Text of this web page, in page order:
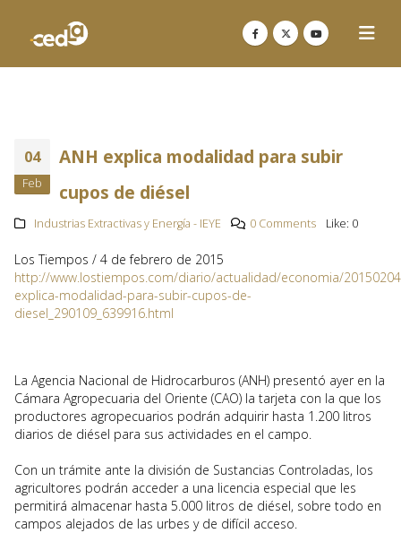
04
Feb
ANH explica modalidad para subir
cupos de diésel
Industrias Extractivas y Energía - IEYE 0 Comments Like: 0
Los Tiempos / 4 de febrero de 2015
http://www.lostiempos.com/diario/actualidad/economia/
explica-modalidad-para-subir-cupos-de-
diesel_290109_639916.html
La Agencia Nacional de Hidrocarburos (ANH) presentó ayer en la
Cámara Agropecuaria del Oriente (CAO) la tarjeta con la que los
productores agropecuarios podrán adquirir hasta 1.200 litros
diarios de diésel para sus actividades en el campo.
Con un trámite ante la división de Sustancias Controladas, los
agricultores podrán acceder a una licencia especial que les
permitirá almacenar hasta 5.000 litros de diésel, sobre todo en
campos alejados de las urbes y de difícil acceso.